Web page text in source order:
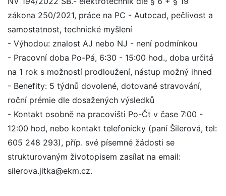
zákona 250/2021, práce na PC - Autocad, pečlivost a
samostatnost, technické myšlení
- Výhodou: znalost AJ nebo NJ - není podmínkou
- Pracovní doba Po-Pá, 6:30 - 15:00 hod., doba určitá
na 1 rok s možností prodloužení, nástup možný ihned
- Benefity: 5 týdnů dovolené, dotované stravování,
roční prémie dle dosažených výsledků
- Kontakt osobně na pracovišti Po-Čt v čase 7:00 -
12:00 hod, nebo kontakt telefonicky (paní Šilerová, tel:
605 248 293), příp. své písemné žádosti se
strukturovaným životopisem zasílat na email:
silerova.jitka@ekm.cz.